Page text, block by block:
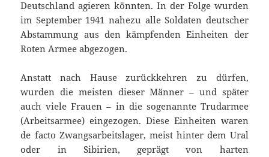
Deutschland agieren könnten. In der Folge wurden
im September 1941 nahezu alle Soldaten deutscher
Abstammung aus den kämpfenden Einheiten der
Roten Armee abgezogen.
Anstatt nach Hause zurückkehren zu dürfen,
wurden die meisten dieser Männer – und später
auch viele Frauen – in die sogenannte Trudarmee
(Arbeitsarmee) eingezogen. Diese Einheiten waren
de facto Zwangsarbeitslager, meist hinter dem Ural
oder in Sibirien, geprägt von harten